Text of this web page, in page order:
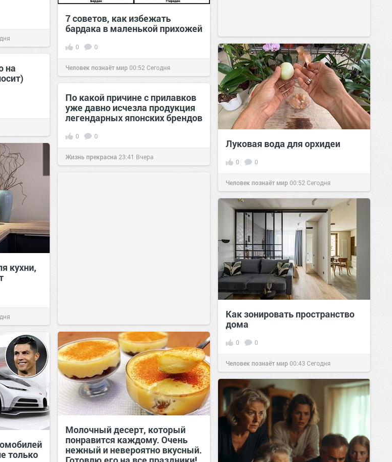
7 советов, как избежать
бардака в маленькой прихожей
0 0
Человек познаёт мир00:52 Сегодня
Луковая вода для орхидеи
0 0
Человек познаёт мир00:52 Сегодня
на
По какой причине с прилавков
уже давно исчезла продукция
легендарных японских брендов
0 0
Жизнь прекрасна 23:41 Вчера
кухни,
Как зонировать пространство
дома
0 0
Человек познаёт мир00:43 Сегодня
Молочный десерт, который
понравится каждому. Очень
нежный и невероятно вкусный.
только